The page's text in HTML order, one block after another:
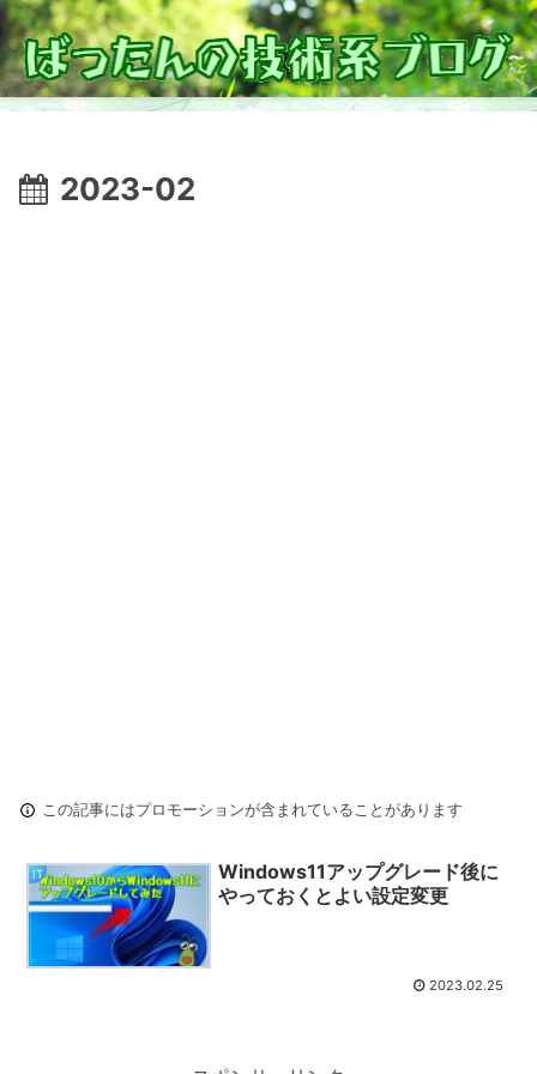
2023-02
この記事にはプロモーションが含まれていることがあります
IT
Windows11アップグレード後に
やっておくとよい設定変更
2023.02.25